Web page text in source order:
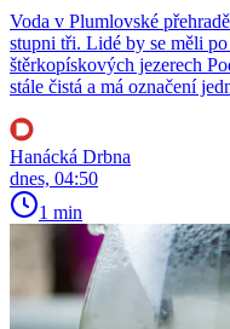
Voda v Plumlovské
stupni tři. Lidé by se měli
štěrkopískových jezerech
stále čistá a má označení
Hanácká Drbna
dnes, 04:50
1 min